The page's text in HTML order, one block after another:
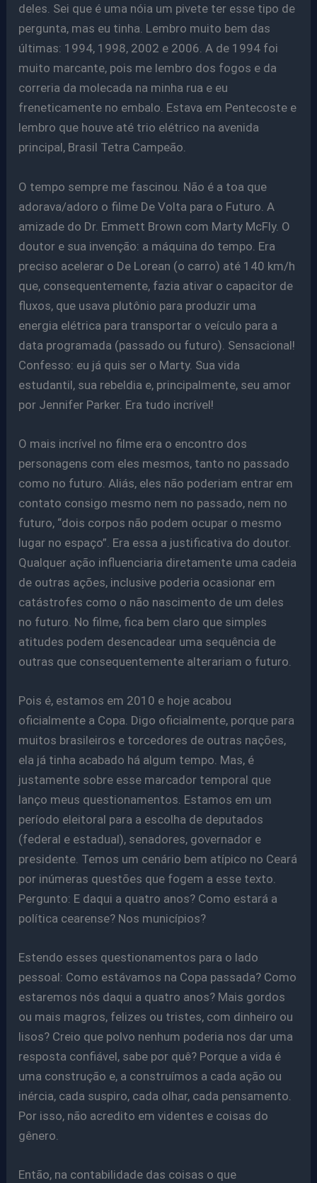
deles. Sei que é uma nóia um pivete ter esse tipo de
pergunta, mas eu tinha. Lembro muito bem das
últimas: 1994, 1998, 2002 e 2006. A de 1994 foi
muito marcante, pois me lembro dos fogos e da
correria da molecada na minha rua e eu
freneticamente no embalo. Estava em Pentecoste e
lembro que houve até trio elétrico na avenida
principal, Brasil Tetra Campeão.
O tempo sempre me fascinou. Não é a toa que
adorava/adoro o filme De Volta para o Futuro. A
amizade do Dr. Emmett Brown com Marty McFly. O
doutor e sua invenção: a máquina do tempo. Era
preciso acelerar o De Lorean (o carro) até 140 km/h
que, consequentemente, fazia ativar o capacitor de
fluxos, que usava plutônio para produzir uma
energia elétrica para transportar o veículo para a
data programada (passado ou futuro). Sensacional!
Confesso: eu já quis ser o Marty. Sua vida
estudantil, sua rebeldia e, principalmente, seu amor
por Jennifer Parker. Era tudo incrível!
O mais incrível no filme era o encontro dos
personagens com eles mesmos, tanto no passado
como no futuro. Aliás, eles não poderiam entrar em
contato consigo mesmo nem no passado, nem no
futuro, “dois corpos não podem ocupar o mesmo
lugar no espaço”. Era essa a justificativa do doutor.
Qualquer ação influenciaria diretamente uma cadeia
de outras ações, inclusive poderia ocasionar em
catástrofes como o não nascimento de um deles
no futuro. No filme, fica bem claro que simples
atitudes podem desencadear uma sequência de
outras que consequentemente alterariam o futuro.
Pois é, estamos em 2010 e hoje acabou
oficialmente a Copa. Digo oficialmente, porque para
muitos brasileiros e torcedores de outras nações,
ela já tinha acabado há algum tempo. Mas, é
justamente sobre esse marcador temporal que
lanço meus questionamentos. Estamos em um
período eleitoral para a escolha de deputados
(federal e estadual), senadores, governador e
presidente. Temos um cenário bem atípico no Ceará
por inúmeras questões que fogem a esse texto.
Pergunto: E daqui a quatro anos? Como estará a
política cearense? Nos municípios?
Estendo esses questionamentos para o lado
pessoal: Como estávamos na Copa passada? Como
estaremos nós daqui a quatro anos? Mais gordos
ou mais magros, felizes ou tristes, com dinheiro ou
lisos? Creio que polvo nenhum poderia nos dar uma
resposta confiável, sabe por quê? Porque a vida é
uma construção e, a construímos a cada ação ou
inércia, cada suspiro, cada olhar, cada pensamento.
Por isso, não acredito em videntes e coisas do
gênero.
Então, na contabilidade das coisas o que